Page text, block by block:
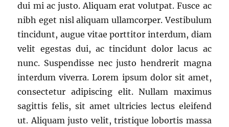
dui mi ac justo. Aliquam erat volutpat. Fusce ac
nibh eget nisl aliquam ullamcorper. Vestibulum
tincidunt, augue vitae porttitor interdum, diam
velit egestas dui, ac tincidunt dolor lacus ac
nunc. Suspendisse nec justo hendrerit magna
interdum viverra. Lorem ipsum dolor sit amet,
consectetur adipiscing elit. Nullam maximus
sagittis felis, sit amet ultricies lectus eleifend
ut. Aliquam justo velit, tristique lobortis massa